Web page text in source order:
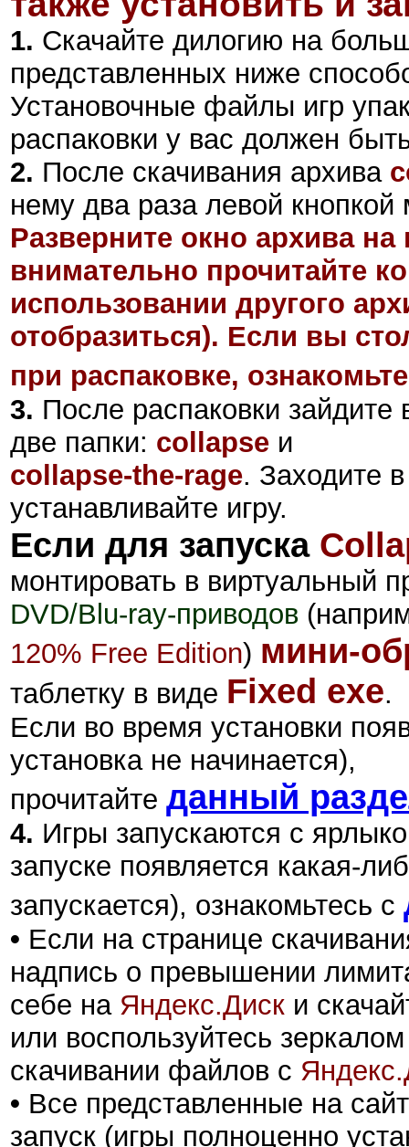
1. Скачайте дилогию на
представленных ниже
Установочные файлы игр
распаковки у вас должен
2. После скачивания архива
нему два раза левой
Разверните окно архива на
внимательно прочитайте
использовании другого
отобразиться). Если вы
при распаковке,
3. После распаковки зайдите
две папки: collapse и
collapse-the-rage. Заходите
устанавливайте игру.
Если для запуска
монтировать в виртуальный
DVD/Blu-ray-приводов
120% Free Edition) мини-
таблетку в виде Fixed exe.
Если во время установки
установка не начинается),
прочитайте данный
4. Игры запускаются с
запуске появляется какая-
запускается), ознакомьтесь с
• Если на странице
надпись о превышении
себе на Яндекс.Диск и
или воспользуйтесь
скачивании файлов с
• Все представленные на
запуск (игры полноценно